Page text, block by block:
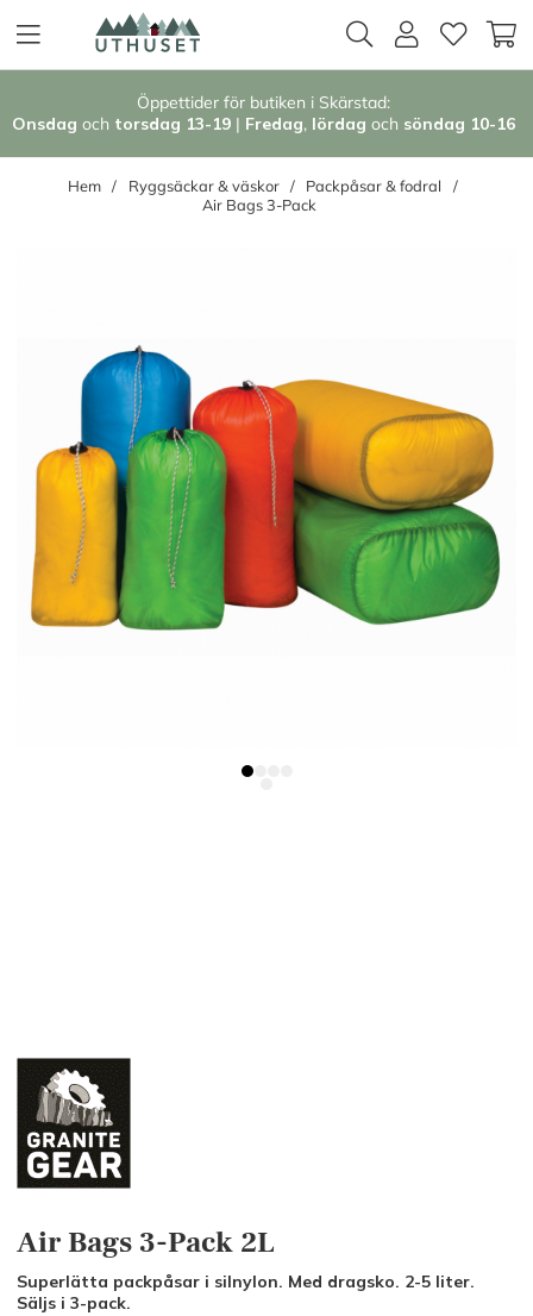
Öppettider för butiken i Skärstad:
Onsdag och torsdag 13-19 | Fredag, lördag och söndag 10-16
Hem Ryggsäckar & väskor
Packpåsar & fodral
Air Bags 3-Pack
Air Bags 3-Pack 2L
Superlätta packpåsar i silnylon. Med dragsko. 2-5 liter.
Säljs i 3-pack.